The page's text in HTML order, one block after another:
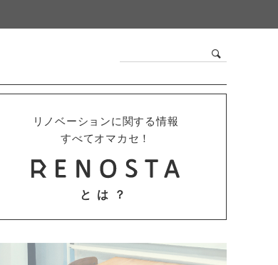
リノベーションに関する情報
すべてオマカセ！
とは？